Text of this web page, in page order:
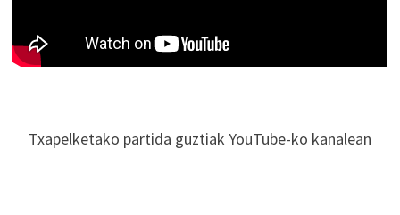
Txapelketako partida guztiak YouTube-ko kanalean